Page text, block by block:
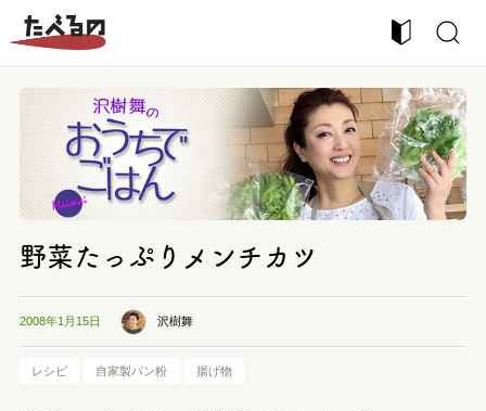
野菜たっぷりメンチカツ
2008年1月15日 沢樹舞
レシピ 自家製パン粉 揚げ物